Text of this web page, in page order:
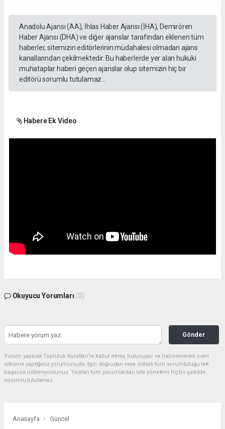
Anadolu Ajansı (AA), İhlas Haber Ajansı (İHA), Demirören
Haber Ajansı (DHA) ve diğer ajanslar tarafından eklenen tüm
haberler, sitemizin editörlerinin müdahalesi olmadan ajans
kanallarından çekilmektedir. Bu haberlerde yer alan hukuki
muhataplar haberi geçen ajanslar olup sitemizin hiç bir
editörü sorumlu tutulamaz...
Habere Ek Video
Okuyucu Yorumları (0)
Gönder
Yorum yazarak Topluluk Kuralları’nı kabul etmiş bulunuyor ve habersiverek.com
sitesine yaptığınız yorumunuzla ilgili doğrudan veya dolaylı tüm sorumluluğu tek
başınıza üstleniyorsunuz. Yazılan tüm yorumlardan site yönetimi hiçbir şekilde
sorumlu tutulamaz.
Anasayfa Güncel